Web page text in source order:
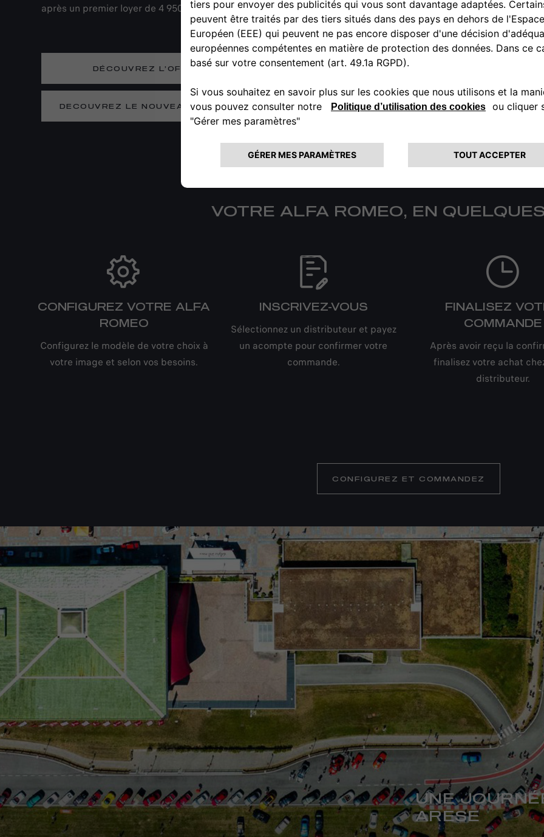
après un premier loyer de 4 950 €*
DÉCOUVREZ L’OFFRE
DECOUVREZ LE NOUVEAU TONALE
après un premier loyer de 4 950 €*
DÉCOUVREZ L’OFFRE
DECOUVREZ LE NOUVEAU TONALE
VOTRE ALFA ROMEO, EN
CONFIGUREZ VOTRE ALFA
ROMEO
Configurez le modèle de votre choix à
votre image et selon vos besoins.
INSCRIVEZ-VOUS
Sélectionnez un distributeur et payez
un acompte pour confirmer votre
commande.
FINALISEZ
COMMANDE
Après avoir reçu la
finalisez votre achat
distributeur.
CONFIGUREZ ET COMMANDEZ
UNE
ARESE